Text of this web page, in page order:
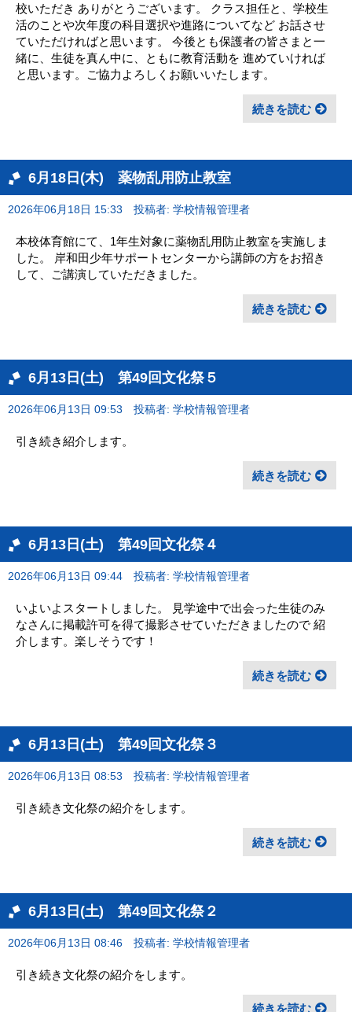
校いただき ありがとうございます。 クラス担任と、学校生
活のことや次年度の科目選択や進路についてなど お話させ
ていただければと思います。 今後とも保護者の皆さまと一
緒に、生徒を真ん中に、ともに教育活動を 進めていければ
と思います。ご協力よろしくお願いいたします。
続きを読む
6月18日(木) 薬物乱用防止教室
2026年06月18日 15:33 投稿者: 学校情報管理者
本校体育館にて、1年生対象に薬物乱用防止教室を実施しま
した。 岸和田少年サポートセンターから講師の方をお招き
して、ご講演していただきました。
続きを読む
6月13日(土) 第49回文化祭５
2026年06月13日 09:53 投稿者: 学校情報管理者
引き続き紹介します。
続きを読む
6月13日(土) 第49回文化祭４
2026年06月13日 09:44 投稿者: 学校情報管理者
いよいよスタートしました。 見学途中で出会った生徒のみ
なさんに掲載許可を得て撮影させていただきましたので 紹
介します。楽しそうです！
続きを読む
6月13日(土) 第49回文化祭３
2026年06月13日 08:53 投稿者: 学校情報管理者
引き続き文化祭の紹介をします。
続きを読む
6月13日(土) 第49回文化祭２
2026年06月13日 08:46 投稿者: 学校情報管理者
引き続き文化祭の紹介をします。
続きを読む